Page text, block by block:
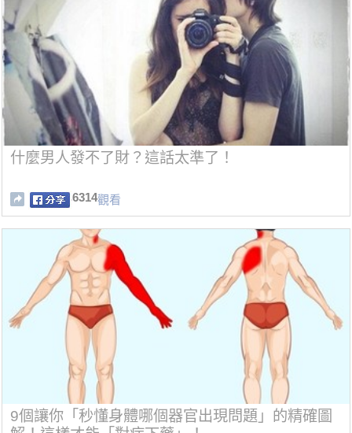
什麼男人發不了財？這話太準了！
6314觀看
9個讓你「秒懂身體哪個器官出現問題」的精確圖